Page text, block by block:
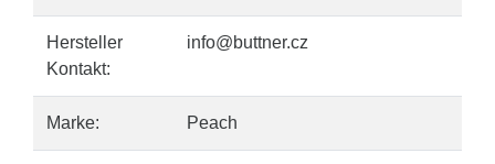
Hersteller
Kontakt:
info@buttner.cz
Marke: Peach